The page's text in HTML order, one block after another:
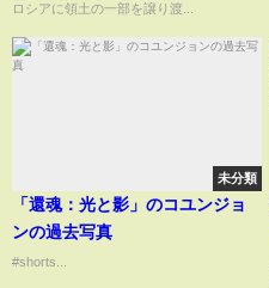
ロシアに領土の一部を譲り渡...
未分類
「還魂：光と影」のコユンジョ
ンの過去写真
#shorts...